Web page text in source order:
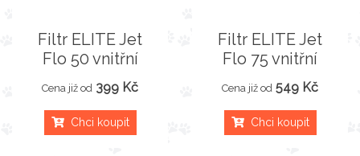
Filtr ELITE Jet
Flo 50 vnitřní
Cena již od 399 Kč
Chci koupit
Filtr ELITE Jet
Flo 75 vnitřní
Cena již od 549 Kč
Chci koupit